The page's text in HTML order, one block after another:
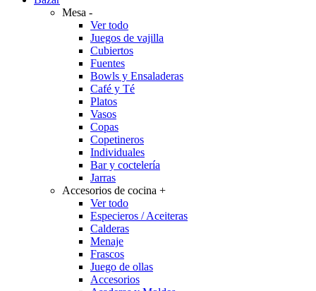
Mesa -
Ver todo
Juegos de vajilla
Cubiertos
Fuentes
Bowls y Ensaladeras
Café y Té
Platos
Vasos
Copas
Copetineros
Individuales
Bar y coctelería
Jarras
Accesorios de cocina +
Ver todo
Especieros / Aceiteras
Calderas
Menaje
Frascos
Juego de ollas
Accesorios